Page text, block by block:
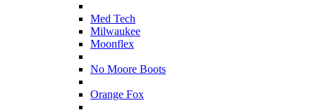
Med Tech
Milwaukee
Moonflex
No Moore Boots
Orange Fox